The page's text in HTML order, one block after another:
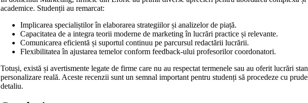
academice. Studenții au remarcat:
Implicarea specialiștilor în elaborarea strategiilor și analizelor de piață.
Capacitatea de a integra teorii moderne de marketing în lucrări practice și relevante.
Comunicarea eficientă și suportul continuu pe parcursul redactării lucrării.
Flexibilitatea în ajustarea temelor conform feedback-ului profesorilor coordonatori.
Totuși, există și avertismente legate de firme care nu au respectat termenele sau au oferit lucrări
personalizare reală. Aceste recenzii sunt un semnal important pentru studenți să procedeze cu
detaliu.